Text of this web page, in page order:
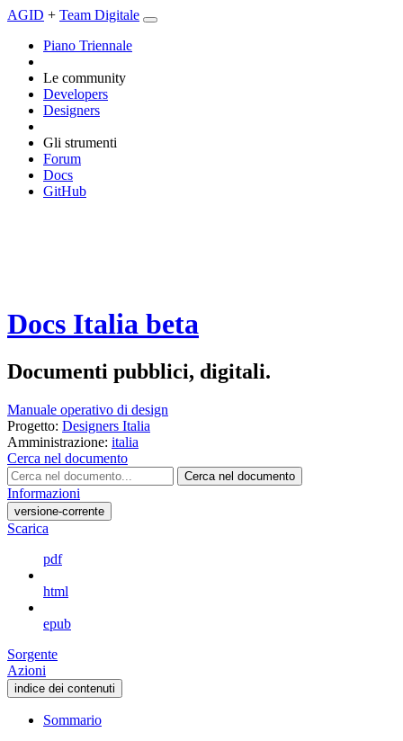
AGID + Team Digitale
Piano Triennale
Le community
Developers
Designers
Gli strumenti
Forum
Docs
GitHub
Docs Italia beta
Documenti pubblici, digitali.
Manuale operativo di design
Progetto: Designers Italia
Amministrazione: italia
Cerca nel documento
Cerca nel documento
Informazioni
versione-corrente
Scarica
pdf
html
epub
Sorgente
Azioni
indice dei contenuti
Sommario